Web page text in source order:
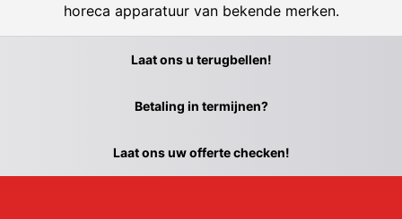
horeca apparatuur van bekende merken.
Laat ons u terugbellen!
Betaling in termijnen?
Laat ons uw offerte checken!